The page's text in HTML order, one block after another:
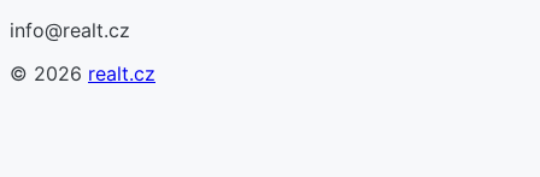
info@realt.cz
© 2026 realt.cz